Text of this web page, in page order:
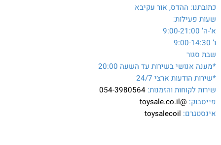
כתובתנו: ההדס, אור עקיבא
שעות פעילות:
א’-ה’ 9:00-21:00
ו’ 9:00-14:30
שבת סגור
*מענה אנושי בשירות עד השעה 20:00
*שירות הודעות ארצי 24/7
שירות לקוחות והזמנות: 054-3980564
פייסבוק: @toysale.co.il
אינסטגרם: toysalecoil